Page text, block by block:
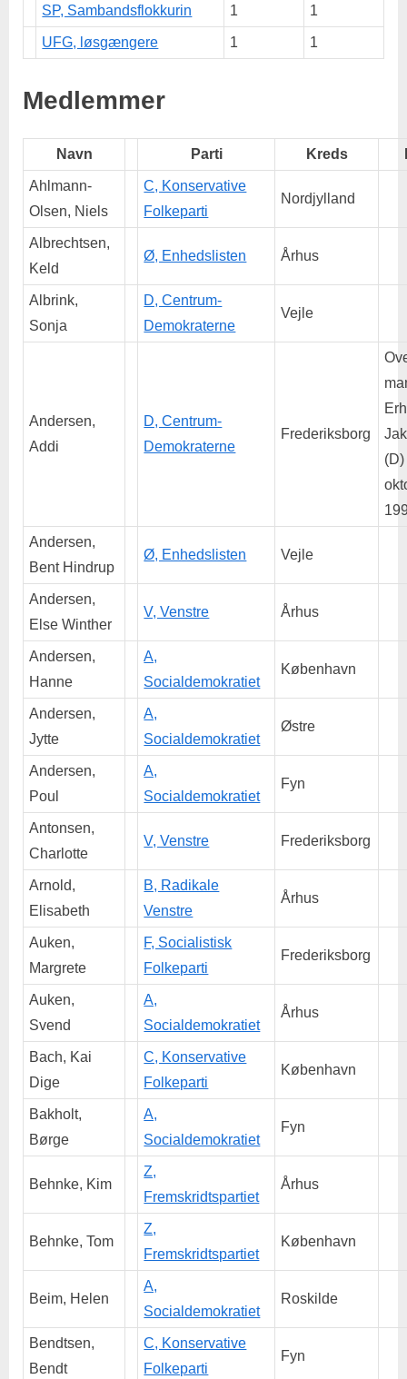
SP, Sambandsflokkurin 1 1
UFG, løsgængere 1 1
Medlemmer
Navn Parti Kreds
Ahlmann-
Olsen, Niels
C, Konservative
Folkeparti
Nordjylland
Albrechtsen,
Keld
Ø, Enhedslisten Århus
Albrink,
Sonja
D, Centrum-
Demokraterne
Vejle
Andersen,
Addi
D, Centrum-
Demokraterne
Frederiksborg
Andersen,
Bent Hindrup
Ø, Enhedslisten Vejle
Andersen,
Else Winther
V, Venstre Århus
Andersen,
Hanne
A,
Socialdemokratiet
København
Andersen,
Jytte
A,
Socialdemokratiet
Østre
Andersen,
Poul
A,
Socialdemokratiet
Fyn
Antonsen,
Charlotte
V, Venstre Frederiksborg
Arnold,
Elisabeth
B, Radikale
Venstre
Århus
Auken,
Margrete
F, Socialistisk
Folkeparti
Frederiksborg
Auken,
Svend
A,
Socialdemokratiet
Århus
Bach, Kai
Dige
C, Konservative
Folkeparti
København
Bakholt,
Børge
A,
Socialdemokratiet
Fyn
Behnke, Kim
Z,
Fremskridtspartiet
Århus
Behnke, Tom
Z,
Fremskridtspartiet
København
Beim, Helen
A,
Socialdemokratiet
Roskilde
Bendtsen,
Bendt
C, Konservative
Folkeparti
Fyn